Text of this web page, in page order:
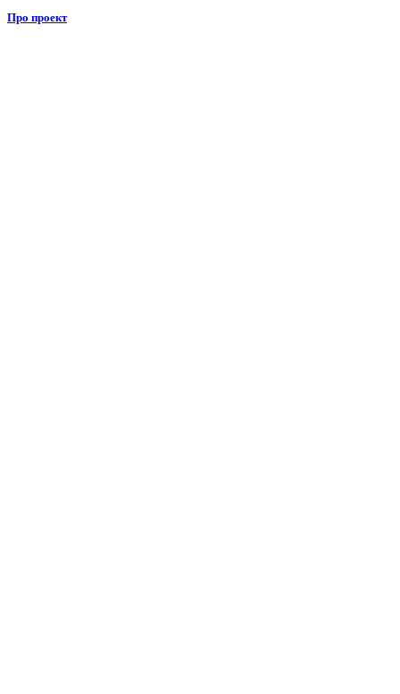
Про проект